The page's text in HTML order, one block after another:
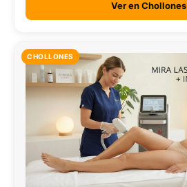
Ver en Chollones
CHOLLONES